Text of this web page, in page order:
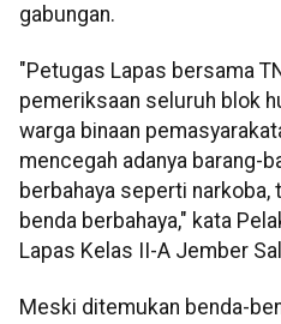
gabungan.
"Petugas Lapas bersama
pemeriksaan seluruh blok
warga binaan
mencegah adanya barang-
berbahaya seperti narkoba,
benda berbahaya," kata
Lapas Kelas II-A Jember
Meski ditemukan benda-